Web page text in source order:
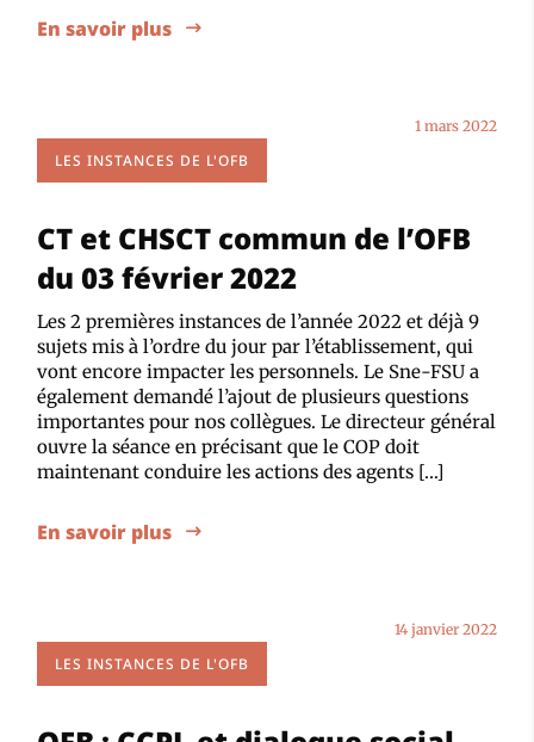
En savoir plus
LES INSTANCES DE L'OFB
1 mars 2022
CT et CHSCT commun de l’OFB
du 03 février 2022
Les 2 premières instances de l’année 2022 et déjà 9
sujets mis à l’ordre du jour par l’établissement, qui
vont encore impacter les personnels. Le Sne-FSU a
également demandé l’ajout de plusieurs questions
importantes pour nos collègues. Le directeur général
ouvre la séance en précisant que le COP doit
maintenant conduire les actions des agents […]
En savoir plus
LES INSTANCES DE L'OFB
14 janvier 2022